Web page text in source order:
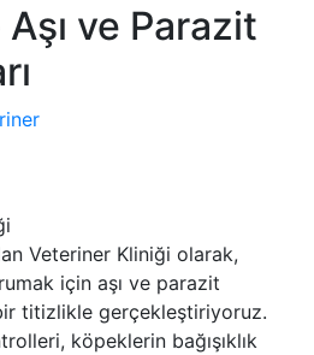
ve Parazit
Veteriner Kliniği olarak,
için aşı ve parazit
titizlikle gerçekleştiriyoruz.
köpeklerin bağışıklık